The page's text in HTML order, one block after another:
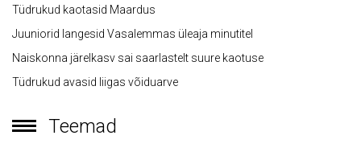
Tüdrukud kaotasid Maardus
Juuniorid langesid Vasalemmas üleaja minutitel
Naiskonna järelkasv sai saarlastelt suure kaotuse
Tüdrukud avasid liigas võiduarve
Teemad